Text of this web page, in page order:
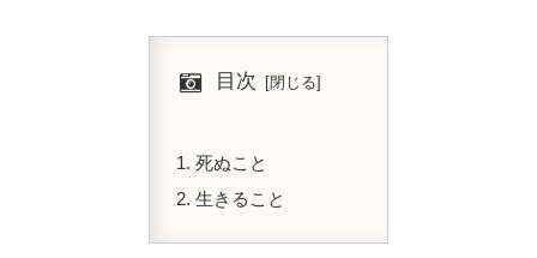
目次
死ぬこと
生きること